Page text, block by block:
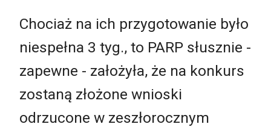
Chociaż na ich przygotowanie było
niespełna 3 tyg., to PARP słusznie -
zapewne - założyła, że na konkurs
zostaną złożone wnioski
odrzucone w zeszłorocznym